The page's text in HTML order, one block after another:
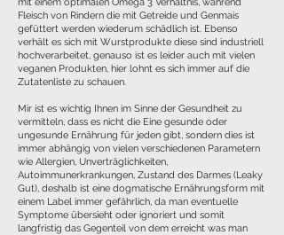
Fleisch von Rindern die mit Getreide und Genmais
gefüttert werden wiederum schädlich ist. Ebenso
verhält es sich mit Wurstprodukte diese sind industriell
hochverarbeitet, genauso ist es leider auch mit vielen
veganen Produkten, hier lohnt es sich immer auf die
Zutatenliste zu schauen.
Mir ist es wichtig Ihnen im Sinne der Gesundheit zu
vermitteln, dass es nicht die Eine gesunde oder
ungesunde Ernährung für jeden gibt, sondern dies ist
immer abhängig von vielen verschiedenen Parametern
wie Allergien, Unverträglichkeiten,
Autoimmunerkrankungen, Zustand des Darmes (Leaky
Gut), deshalb ist eine dogmatische Ernährungsform mit
einem Label immer gefährlich, da man eventuelle
Symptome übersieht oder ignoriert und somit
langfristig das Gegenteil von dem erreicht was man